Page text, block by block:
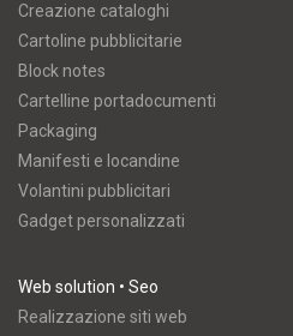
Creazione cataloghi
Cartoline pubblicitarie
Block notes
Cartelline portadocumenti
Packaging
Manifesti e locandine
Volantini pubblicitari
Gadget personalizzati
Web solution • Seo
Realizzazione siti web